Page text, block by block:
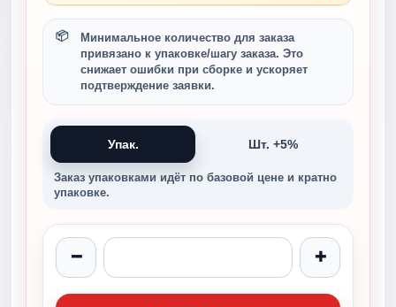
Минимальное количество для заказа
привязано к упаковке/шагу заказа. Это
снижает ошибки при сборке и ускоряет
подтверждение заявки.
Упак. Шт. +5%
Заказ упаковками идёт по базовой цене и кратно
упаковке.
− +